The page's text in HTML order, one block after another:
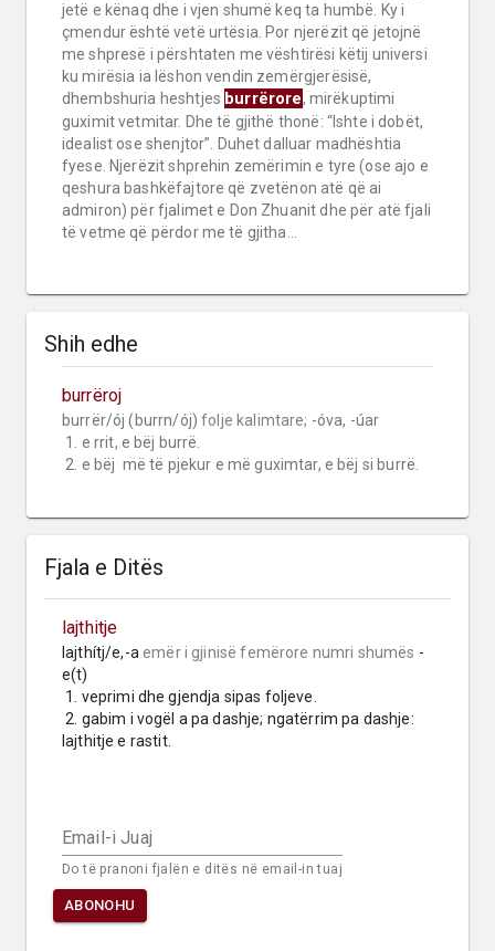
jetë e kënaq dhe i vjen shumë keq ta humbë. Ky i
çmendur është vetë urtësia. Por njerëzit që jetojnë
me shpresë i përshtaten me vështirësi këtij universi
ku mirësia ia lëshon vendin zemërgjerësisë,
dhembshuria heshtjes burrërore, mirëkuptimi
guximit vetmitar. Dhe të gjithë thonë: “Ishte i dobët,
idealist ose shenjtor”. Duhet dalluar madhështia
fyese. Njerëzit shprehin zemërimin e tyre (ose ajo e
qeshura bashkëfajtore që zvetënon atë që ai
admiron) për fjalimet e Don Zhuanit dhe për atë fjali
të vetme që përdor me të gjitha...
Shih edhe
burrëroj
burrër/ój (burrn/ój) folje kalimtare; -óva, -úar
2. e bëj  më të pjekur e më guximtar, e bëj si burrë.
Fjala e Ditës
lajthitje
lajthítj/e,-a emër i gjinisë femërore numri shumës -
e(t)
2. gabim i vogël a pa dashje; ngatërrim pa dashje:
lajthitje e rastit.
Email-i Juaj
Do të pranoni fjalën e ditës në email-in tuaj
ABONOHU